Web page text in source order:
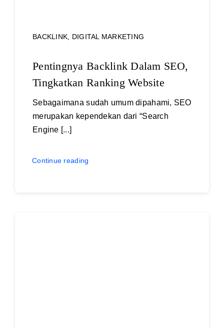
BACKLINK, DIGITAL MARKETING
Pentingnya Backlink Dalam SEO,
Tingkatkan Ranking Website
Sebagaimana sudah umum dipahami, SEO
merupakan kependekan dari “Search
Engine [...]
Continue reading